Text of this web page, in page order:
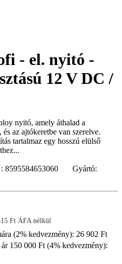
- el. nyitó -
12 V DC /
nyitó, amely áthalad a
az ajtókeretbe van szerelve.
tartalmaz egy hosszú elülső
8595584653060 Gyártó:
Ft ÁFA nélkül
(2% kedvezmény): 26 902 Ft
150 000 Ft (4% kedvezmény):